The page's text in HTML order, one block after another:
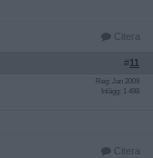
Citera
#11
Reg: Jan 2009
Inlägg: 1 498
Citera